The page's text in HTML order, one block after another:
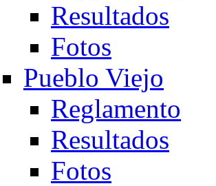
Resultados
Fotos
Pueblo Viejo
Reglamento
Resultados
Fotos